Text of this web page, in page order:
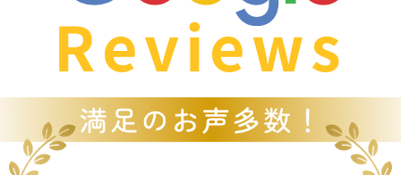
Reviews